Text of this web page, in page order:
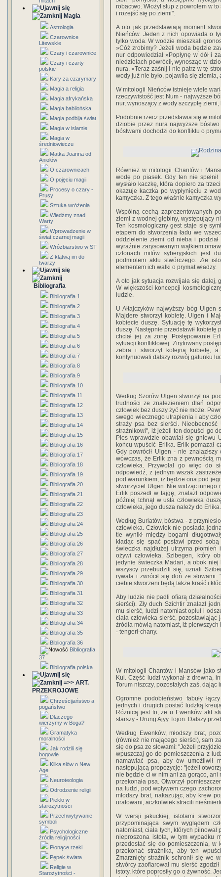
Magia
Astrologia
Czarownice
Litewskie
Czary i czarownice
Czary i czarty
polskie
Kary za czarymary
Magia a religia
Magia afrykańska
Magia babilońska
Magia podbija świat
Magia w islamie
Magia w
średniowieczu
Matka Joanna od
Aniołów
O czarownicach
O pojęciu magii
Procesy o czary -
Prusy
Sztuka wróżenia
Wiedźmy znad
Warty
Wprowadzenie w
świat czarnej magii
Wróżbiarstwo w ST
Z klątwą im do
twarzy
Bibliografia
Bibliografia 1
Bibliografia 2
Bibliografia 3
Bibliografia 4
Bibliografia 5
Bibliografia 6
Bibliografia 7
Bibliografia 8
Bibliografia 9
Bibliografia 10
Bibliografia 11
Bibliografia 12
Bibliografia 13
Bibliografia 14
Bibliografia 15
Bibliografia 16
Bibliografia 17
Bibliografia 18
Bibliografia 19
Bibliografia 20
Bibliografia 21
Bibliografia 22
Bibliografia 23
Bibliografia 24
Bibliografia 25
Bibliografia 26
Bibliografia 27
Bibliografia 28
Bibliografia 29
Bibliografia 30
Bibliografia 31
Bibliografia 32
Bibliografia 33
Bibliografia 34
Bibliografia 35
Bibliografia 36
Bibliografia
37
Bibliografia polska
=>> ART.
PRZEKROJOWE
Chrześcijaństwo a
pogaństwo
Dlaczego
wierzymy w Boga?
Gramatyka
moralności
Jak rodzili się
bogowie
Kilka słów o New
Age
Neuroteologia
Odrodzenie religii
Piekło w
starożytności
Przechwytywanie
symboli
Psychologiczne
źródła religijności
Płonące rzeki
Pępek świata
Religie w
Starożytności -
robactwo. Włożył słup z powrotem w
i rozejść się po ziemi".
A oto jak przedstawiają moment
Nieńców. Jeden z nich opowiada o
tylko woda. W wodzie mieszkali
»Cóż zrobimy? Jeżeli woda będzie
nur odpowiedział »Popłynę w dół i
niedzielach powrócił, wynosząc w
nura. »Teraz zaśnij i nie patrz w tę
wody już nie było, pojawiła się ziemia,
W mitologii Nieńców istnieje wiele
rzeczywistość jest Num - najwyższe
nur, wynoszący z wody szczyptę ziemi,
Podobnie rzecz przedstawia się w
dziobie przez nura najwyższe
bóstwami dochodzi do konfliktu o
Również w mitologii Chantów i
wodę po piasek. Gdy ten nie
wysłało kaczkę, która dopiero za
okazuje kaczka po wypłynięciu z
kamyczka. Z tego właśnie kamyczka
Wspólną cechą zaprezentowanych
ziemi z wodnej głębiny, występujący
Ten kosmologiczny gest staje się
etapem do stworzenia ładu we
oddzielenie ziemi od nieba i podział
wyraźnie zarysowanym wątkiem
członach mitów syberyjskich jest
podmiotem aktu stwórczego. Złe
elementem ich walki o prymat władzy.
A oto jak sytuacja rozwijała się
W większości koncepcji
ludzie.
U Ałtajczyków najwyższy bóg Ulgen
Majdere stworzył kobietę. Ulgen i
kobiecie duszę. Sytuację tę
duszę. Następnie przedstawił kobietę
chciał jej za żonę. Postępowanie
sytuacji konfliktowej. Zirytowany
żebra i stworzył kolejną kobietę,
kontynuowali dalszy rozwój gatunku
Według Szorów Ulgen stworzył na
trudności ze znalezieniem dlań
człowiek bez duszy żyć nie może.
swego wiecznego utrapienia i aby
straży psa bez sierści. Nieobecność
strażnikowi", iż jeżeli ten dopuści go
Pies wprawdzie obawiał się gniewu
końcu wpuścić Erlika. Erlik pomazał
Gdy powrócił Ulgen - nie
wówczas, że Erlik zna z pewnością
człowieka. Przywołał go więc do
odpowiedź, z jednym wszak
pod warunkiem, iż będzie ona pod
stworzyciel Ulgen. Nie widząc innego
Erlik poszedł w tajgę, znalazł
później tchnął w usta człowieka
człowieka, jego dusza należy do Erlika.
Według Buriatów, bóstwa - z
człowieka. Człowiek nie posiada
tle wynikł między bogami
kładąc się spać postawi przed
świeczka najdłużej utrzyma
ożywi człowieka. Szibegen, który
jedynie świeczka Madari, a obok niej
wszyscy przebudzili się, uznali
rywala i zwrócił się doń ze
ciebie stworzeni będą także kraść i
Aby ludzie nie padli ofiarą
sierści). Zły duch Szichtir znalazł
mu sierść, ludzi natomiast opluł i
ciała człowieka sierść,
źródła mówią natomiast, iż
- tengeri-chany.
W mitologii Chantów i Mansów jako
Kul. Część ludzi wykonał z drewna,
Torum niszczy, pozostałych zaś, dając
Ogromne podobieństwo fabuły
jednych i drugich postać ludzką
Różnicą jest to, że u Ewenków akt
starszy - Urung Ajyy Tojon. Dalszy
Według Ewenków, młodszy brat,
(również nie mającego sierści), sam
się do psa ze słowami: "Jeżeli
wpuszczaj go do pomieszczenia z
namawiać psa, aby ów umożliwił
następującą propozycję: "jeżeli
nie będzie ci w nim ani za gorąco, ani
przekonała psa. Otworzył
na ludzi, pod wpływem czego
młodszy brat, nakazując, aby krew
uratowani, aczkolwiek stracili
W wersji jakuckiej, istotami
przypominająca swym wyglądem
natomiast, ciała tych, których
nieproszona istota, w tym wypadku
przedostać się do pomieszczenia, w
przekonać strażnika, aby ten
Zmarznięty strażnik schronił się we
stwórcy zaofiarował mu sierść
istoty, które poprosiły go o żywność.